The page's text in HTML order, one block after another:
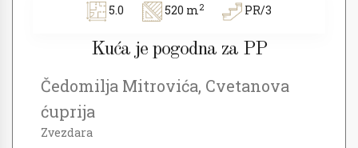
5.0 520 m2 PR/3
Kuća je pogodna za PP
Čedomilja Mitrovića, Cvetanova
ćuprija
Zvezdara